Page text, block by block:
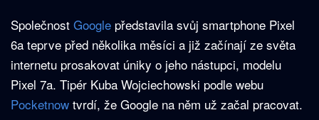
Společnost Google představila svůj smartphone Pixel
6a teprve před několika měsíci a již začínají ze světa
internetu prosakovat úniky o jeho nástupci, modelu
Pixel 7a. Tipér Kuba Wojciechowski podle webu
Pocketnow tvrdí, že Google na něm už začal pracovat.